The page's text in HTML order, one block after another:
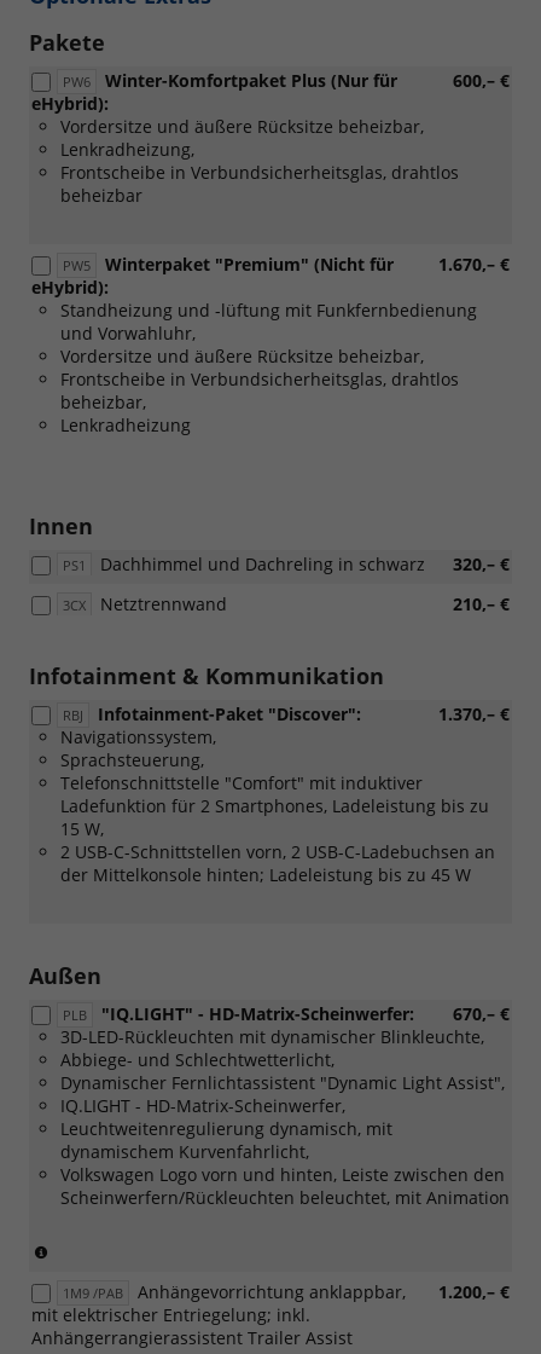
Pakete
PW6 600,– €
Winter-Komfortpaket Plus (Nur für
eHybrid):
Vordersitze und äußere Rücksitze beheizbar,
Lenkradheizung,
Frontscheibe in Verbundsicherheitsglas, drahtlos
beheizbar
PW5 1.670,– €
Winterpaket "Premium" (Nicht für
eHybrid):
Standheizung und -lüftung mit Funkfernbedienung
und Vorwahluhr,
Vordersitze und äußere Rücksitze beheizbar,
Frontscheibe in Verbundsicherheitsglas, drahtlos
beheizbar,
Lenkradheizung
Innen
PS1 320,– €
Dachhimmel und Dachreling in schwarz
3CX 210,– €
Netztrennwand
Infotainment & Kommunikation
RBJ 1.370,– €
Infotainment-Paket "Discover":
Navigationssystem,
Sprachsteuerung,
Telefonschnittstelle "Comfort" mit induktiver
Ladefunktion für 2 Smartphones, Ladeleistung bis zu
15 W,
2 USB-C-Schnittstellen vorn, 2 USB-C-Ladebuchsen an
der Mittelkonsole hinten; Ladeleistung bis zu 45 W
Außen
PLB 670,– €
"IQ.LIGHT" - HD-Matrix-Scheinwerfer:
3D-LED-Rückleuchten mit dynamischer Blinkleuchte,
Abbiege- und Schlechtwetterlicht,
Dynamischer Fernlichtassistent "Dynamic Light Assist",
IQ.LIGHT - HD-Matrix-Scheinwerfer,
Leuchtweitenregulierung dynamisch, mit
dynamischem Kurvenfahrlicht,
Volkswagen Logo vorn und hinten, Leiste zwischen den
Scheinwerfern/Rückleuchten beleuchtet, mit Animation
Verbindung
mit:
[RBJ]
1M9 /PAB 1.200,– €
Anhängevorrichtung anklappbar,
mit elektrischer Entriegelung; inkl.
Anhängerrangierassistent Trailer Assist